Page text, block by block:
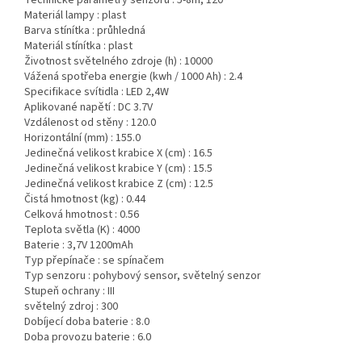
Materiál lampy : plast
Barva stínítka : průhledná
Materiál stínítka : plast
Životnost světelného zdroje (h) : 10000
Vážená spotřeba energie (kwh / 1000 Ah) : 2.4
Specifikace svítidla : LED 2,4W
Aplikované napětí : DC 3.7V
Vzdálenost od stěny : 120.0
Horizontální (mm) : 155.0
Jedinečná velikost krabice X (cm) : 16.5
Jedinečná velikost krabice Y (cm) : 15.5
Jedinečná velikost krabice Z (cm) : 12.5
Čistá hmotnost (kg) : 0.44
Celková hmotnost : 0.56
Teplota světla (K) : 4000
Baterie : 3,7V 1200mAh
Typ přepínače : se spínačem
Typ senzoru : pohybový sensor, světelný senzor
Stupeň ochrany : III
světelný zdroj : 300
Dobíjecí doba baterie : 8.0
Doba provozu baterie : 6.0